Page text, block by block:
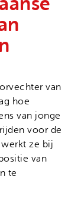
van
hoe
van jonge
voor de
ze bij
van
te